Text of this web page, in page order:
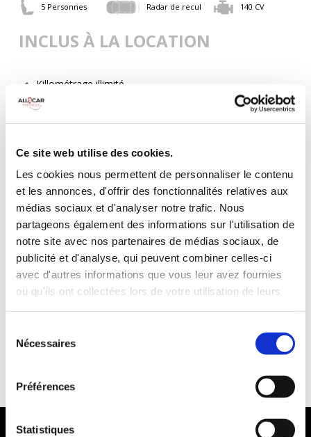
Ce site web utilise des cookies.
Les cookies nous permettent de personnaliser le contenu
et les annonces, d'offrir des fonctionnalités relatives aux
médias sociaux et d'analyser notre trafic. Nous
partageons également des informations sur l'utilisation de
notre site avec nos partenaires de médias sociaux, de
publicité et d'analyse, qui peuvent combiner celles-ci
avec d'autres informations que vous leur avez fournies
ou qu'ils ont collectées lors de votre utilisation de leurs
Nécessaires
Préférences
Statistiques
5 Personnes Radar de recul 140 CV
INCLUS À LA LOCATION
Killométrage illimité
Assurance tous risques (hors franchise)
Carburant : plein à rendre plein
Age minimum :20 ans
Années de permis :2 ans
ASSURANCE
Franchise :1000€
Caution :1000 €